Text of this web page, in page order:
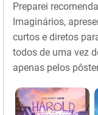
Preparei
Imaginários,
curtos e diretos
todos de uma vez
apenas pelos